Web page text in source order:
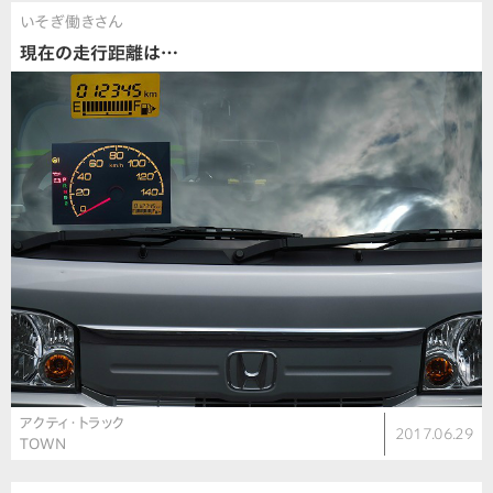
いそぎ働きさん
現在の走行距離は…
アクティ・トラック
TOWN
2017.06.29